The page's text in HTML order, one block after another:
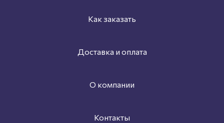
Как заказать
Доставка и оплата
О компании
Контакты